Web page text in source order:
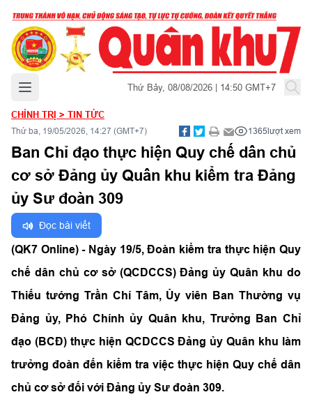
Mở menu chính Thứ Bảy, 08/08/2026 | 14:50 GMT+7
CHÍNH TRỊ > TIN TỨC
Thứ ba, 19/05/2026, 14:27 (GMT+7) 1365lượt xem
Ban Chỉ đạo thực hiện Quy chế dân chủ
cơ sở Đảng ủy Quân khu kiểm tra Đảng
ủy Sư đoàn 309
Đọc bài viết
(QK7 Online) - Ngày 19/5, Đoàn kiểm tra thực hiện Quy
chế dân chủ cơ sở (QCDCCS) Đảng ủy Quân khu do
Thiếu tướng Trần Chí Tâm, Ủy viên Ban Thường vụ
Đảng ủy, Phó Chính ủy Quân khu, Trưởng Ban Chỉ
đạo (BCĐ) thực hiện QCDCCS Đảng ủy Quân khu làm
trưởng đoàn đến kiểm tra việc thực hiện Quy chế dân
chủ cơ sở đối với Đảng ủy Sư đoàn 309.